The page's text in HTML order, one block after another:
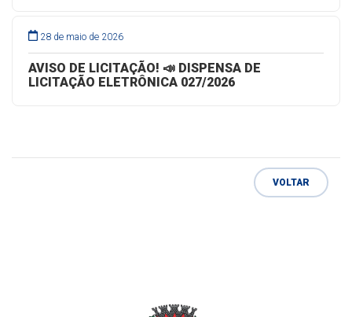
28 de maio de 2026
AVISO DE LICITAÇÃO! 📣 DISPENSA DE
LICITAÇÃO ELETRÔNICA 027/2026
VOLTAR